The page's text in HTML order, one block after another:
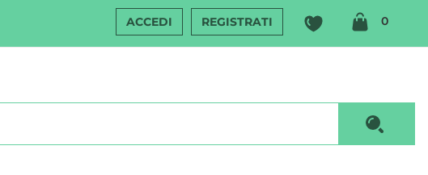
ACCEDI REGISTRATI 0